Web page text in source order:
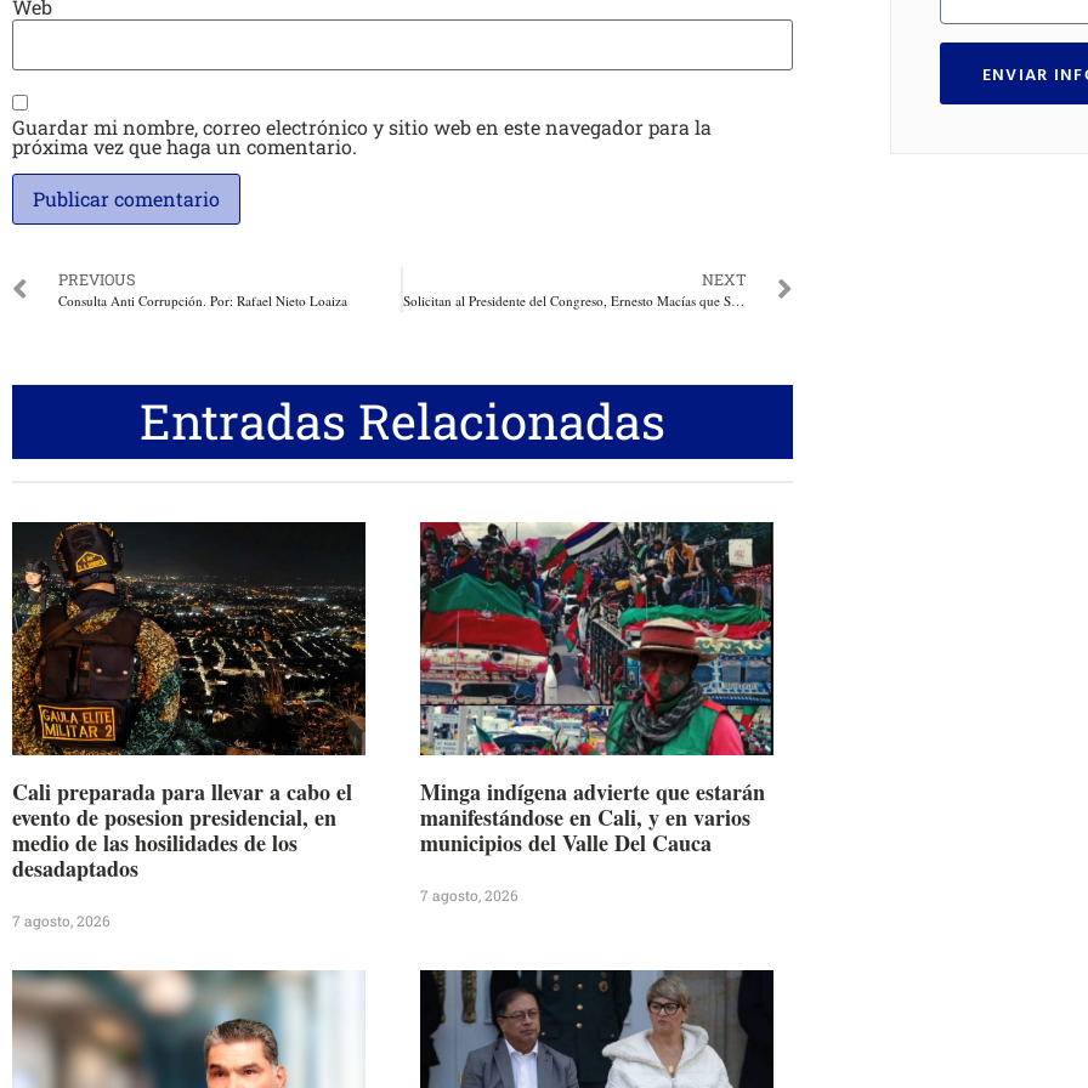
Web
Guardar mi nombre, correo electrónico y sitio web en este navegador para la
próxima vez que haga un comentario.
PREVIOUS
Consulta Anti Corrupción. Por: Rafael Nieto Loaiza
NEXT
Solicitan al Presidente del Congreso, Ernesto Macías que Santos no puede salir del país, a abril del 2018 tiene 72 procesos en su contra
Entradas Relacionadas
Cali preparada para llevar a cabo el
evento de posesion presidencial, en
medio de las hosilidades de los
desadaptados
7 agosto, 2026
Minga indígena advierte que estarán
manifestándose en Cali, y en varios
municipios del Valle Del Cauca
7 agosto, 2026
ENVIAR